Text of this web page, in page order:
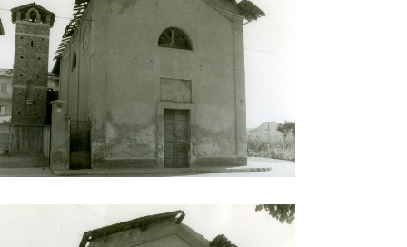
San Gregorio Magno al Lazzaretto